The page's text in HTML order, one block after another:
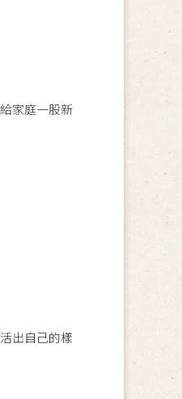
家庭一股新
出自己的樣